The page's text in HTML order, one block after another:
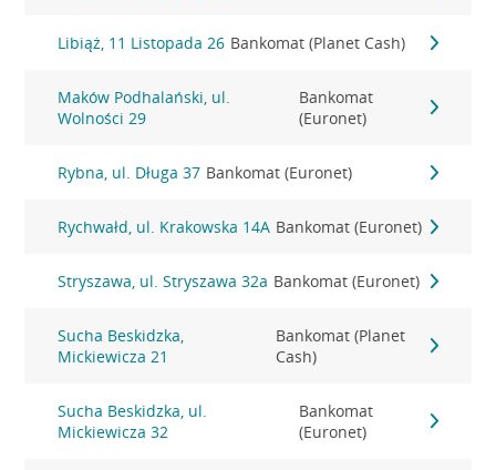
Libiąż, 11 Listopada 26 Bankomat (Planet Cash)
Maków Podhalański, ul.
Wolności 29
Bankomat
(Euronet)
Rybna, ul. Długa 37 Bankomat (Euronet)
Rychwałd, ul. Krakowska 14A Bankomat (Euronet)
Stryszawa, ul. Stryszawa 32a Bankomat (Euronet)
Sucha Beskidzka,
Mickiewicza 21
Bankomat (Planet
Cash)
Sucha Beskidzka, ul.
Mickiewicza 32
Bankomat
(Euronet)